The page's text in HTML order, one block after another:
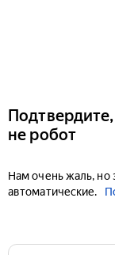
не робот
Нам очень жаль, но
автоматические.